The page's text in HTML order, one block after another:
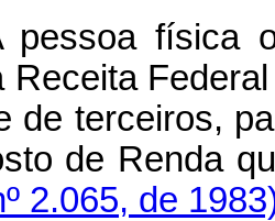
física
Receita
de terceiros,
de Renda
2.065, de